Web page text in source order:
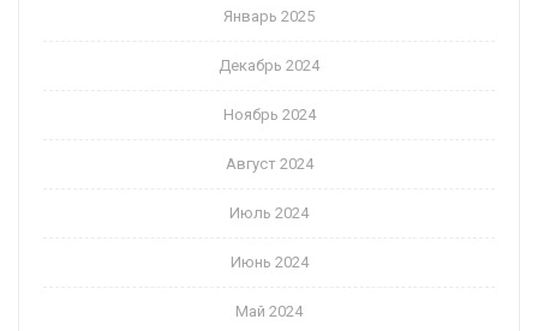
Январь 2025
Декабрь 2024
Ноябрь 2024
Август 2024
Июль 2024
Июнь 2024
Май 2024